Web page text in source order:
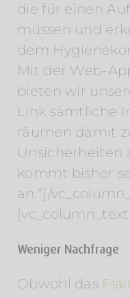
die für einen
müssen und
dem
Mit der Web-
bieten wir
Link sämtliche
räumen damit
Unsicherheiten
kommt bisher
an.“[/
Weniger Nachfrage
Obwohl das